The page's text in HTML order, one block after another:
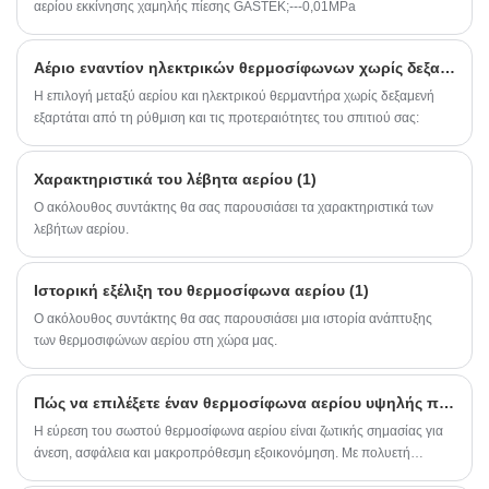
αερίου εκκίνησης χαμηλής πίεσης GASTEK;---0,01MPa
Αέριο εναντίον ηλεκτρικών θερμοσίφωνων χωρίς δεξαμενή: Ποιο είναι καλύτερο;
Η επιλογή μεταξύ αερίου και ηλεκτρικού θερμαντήρα χωρίς δεξαμενή
εξαρτάται από τη ρύθμιση και τις προτεραιότητες του σπιτιού σας:
Χαρακτηριστικά του λέβητα αερίου (1)
Ο ακόλουθος συντάκτης θα σας παρουσιάσει τα χαρακτηριστικά των
λεβήτων αερίου.
Ιστορική εξέλιξη του θερμοσίφωνα αερίου (1)
Ο ακόλουθος συντάκτης θα σας παρουσιάσει μια ιστορία ανάπτυξης
των θερμοσιφώνων αερίου στη χώρα μας.
Πώς να επιλέξετε έναν θερμοσίφωνα αερίου υψηλής ποιότητας;
Η εύρεση του σωστού θερμοσίφωνα αερίου είναι ζωτικής σημασίας για
άνεση, ασφάλεια και μακροπρόθεσμη εξοικονόμηση. Με πολυετή